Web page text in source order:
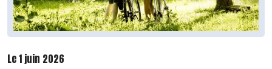
Le 1 juin 2026